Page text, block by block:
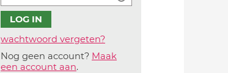
wachtwoord vergeten?
Nog geen account? Maak
een account aan.